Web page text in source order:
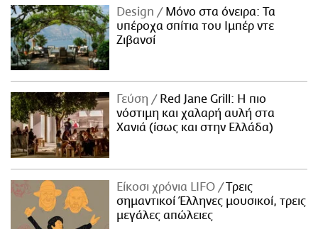
Design
Μόνο στα όνειρα: Τα
υπέροχα σπίτια του Ιμπέρ ντε
Ζιβανσί
Γεύση
Red Jane Grill: Η πιο
νόστιμη και χαλαρή αυλή στα
Χανιά (ίσως και στην Ελλάδα)
Είκοσι χρόνια LIFO
Tρεις
σημαντικοί Έλληνες μουσικοί, τρεις
μεγάλες απώλειες